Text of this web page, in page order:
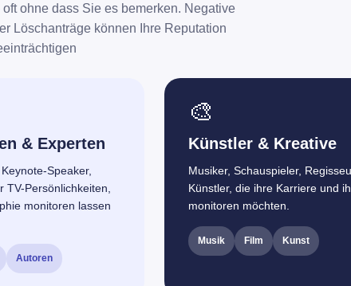
ohne dass Sie es bemerken. Negative
Löschanträge können Ihre Reputation
& Experten
Speaker,
TV-Persönlichkeiten,
monitoren lassen
Autoren
🎨
Künstler & Kreative
Musiker, Schauspieler,
Künstler, die ihre Karriere und
monitoren möchten.
Musik Film Kunst